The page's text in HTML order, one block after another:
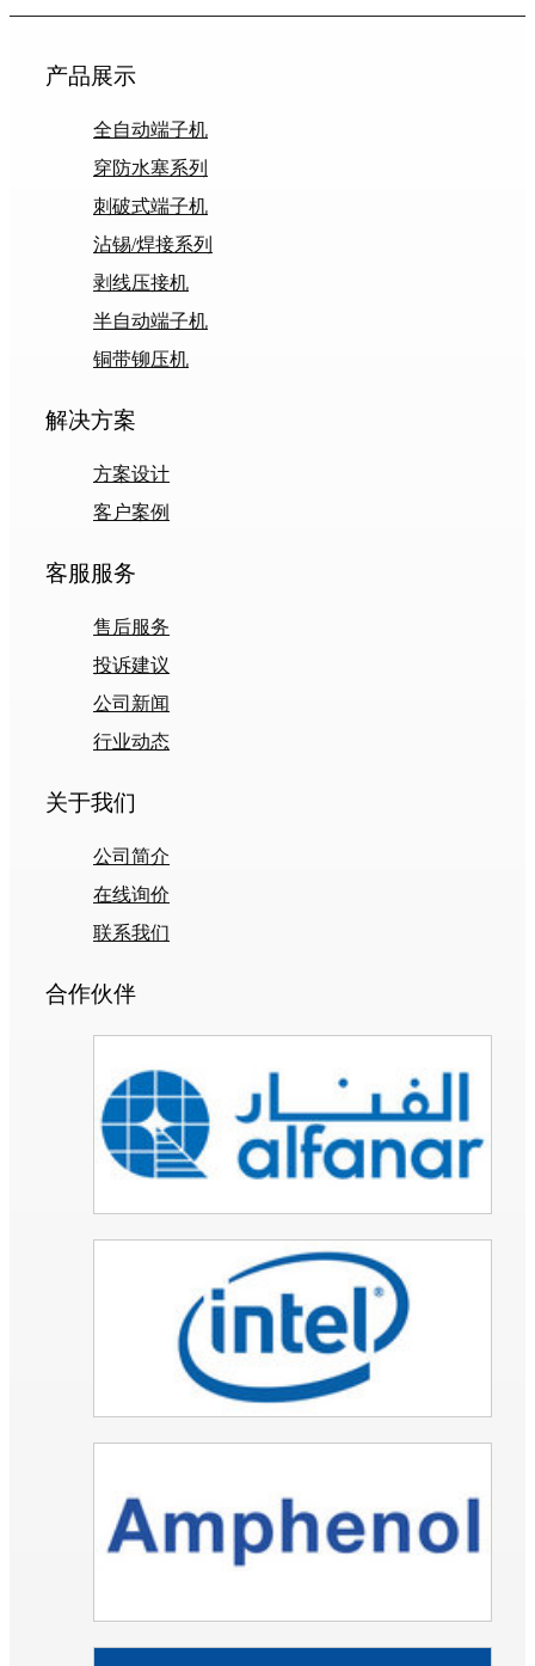
产品展示
全自动端子机
穿防水塞系列
刺破式端子机
沾锡/焊接系列
剥线压接机
半自动端子机
铜带铆压机
解决方案
方案设计
客户案例
客服服务
售后服务
投诉建议
公司新闻
行业动态
关于我们
公司简介
在线询价
联系我们
合作伙伴